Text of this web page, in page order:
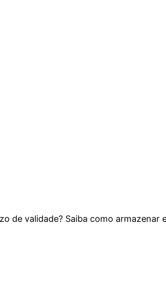
de validade? Saiba como armazenar